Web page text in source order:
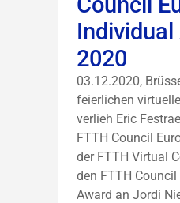
Individual
2020
03.12.2020,
feierlichen
verlieh Eric
FTTH Council
der FTTH Virtual
den FTTH
Award an Jordi